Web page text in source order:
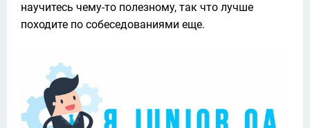
научитесь чему-то полезному, так что лучше
походите по собеседованиями еще.